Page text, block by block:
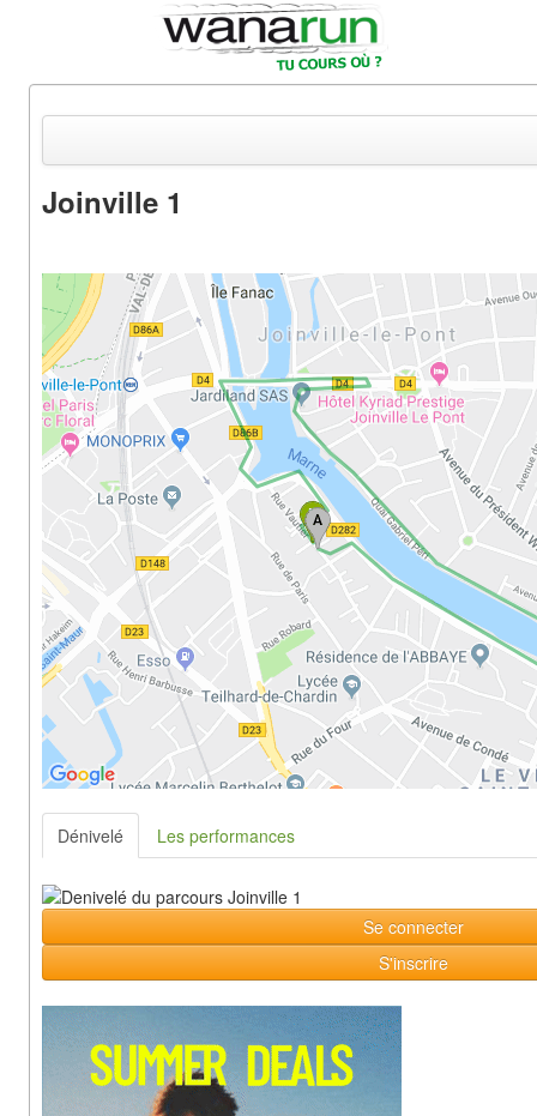
Equipements & Tests
Parcours & Courses
Outils & Réseaux
Joinville 1
Dénivelé Les performances
Se connecter
S'inscrire